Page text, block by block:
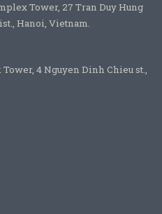
Tower, 27 Tran Duy Hung
Hanoi, Vietnam.
4 Nguyen Dinh Chieu st.,